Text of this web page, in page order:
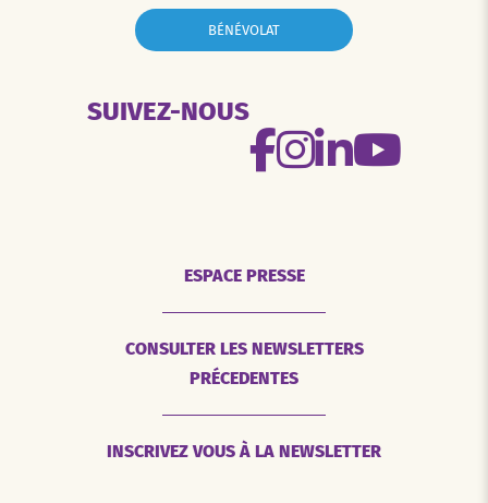
BÉNÉVOLAT
SUIVEZ-NOUS
ESPACE PRESSE
CONSULTER LES NEWSLETTERS
PRÉCEDENTES
INSCRIVEZ VOUS À LA NEWSLETTER